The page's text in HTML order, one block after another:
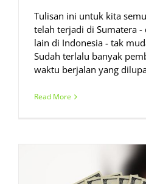
Tulisan ini untuk kita
telah terjadi di Sumatera
lain di Indonesia - tak
Sudah terlalu banyak
waktu berjalan yang
Read More